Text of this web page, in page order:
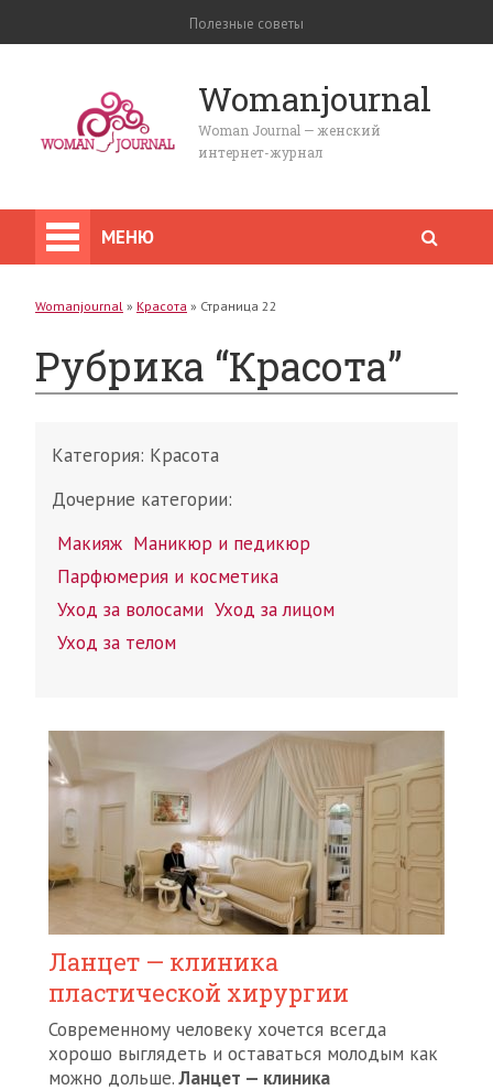
Полезные советы
Womanjournal
Woman Journal — женский
интернет-журнал
МЕНЮ
Womanjournal » Красота » Страница 22
Рубрика “Красота”
Категория: Красота
Дочерние категории:
Макияж Маникюр и педикюр
Парфюмерия и косметика
Уход за волосами Уход за лицом
Уход за телом
Ланцет — клиника
пластической хирургии
Современному человеку хочется всегда
хорошо выглядеть и оставаться молодым как
можно дольше.Ланцет — клиника